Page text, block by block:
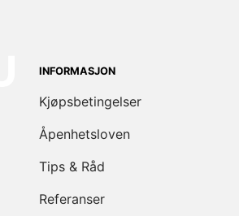
INFORMASJON
Kjøpsbetingelser
Åpenhetsloven
Tips & Råd
Referanser